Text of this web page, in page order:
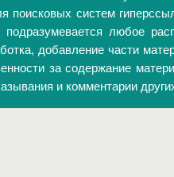
поисковых систем
любое
добавление части
за содержание
и комментарии